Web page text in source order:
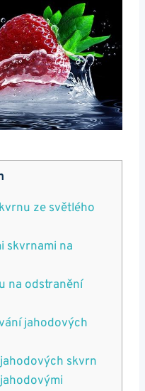
ze světlého‌
skvrnami na
na odstranění
jahodových
skvrn